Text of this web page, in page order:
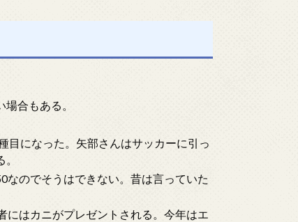
合もある。
目になった。矢部さんはサッカーに引っ
なのでそうはできない。昔は言っていた
にはカニがプレゼントされる。今年はエ